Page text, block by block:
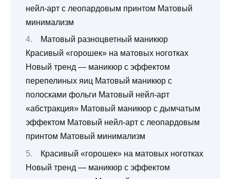
нейл-арт с леопардовым принтом Матовый
минимализм
Матовый разноцветный маникюр
Красивый «горошек» на матовых ноготках
Новый тренд — маникюр с эффектом
перепелиных яиц Матовый маникюр с
полосками фольги Матовый нейл-арт
«абстракция» Матовый маникюр с дымчатым
эффектом Матовый нейл-арт с леопардовым
принтом Матовый минимализм
Красивый «горошек» на матовых ноготках
Новый тренд — маникюр с эффектом